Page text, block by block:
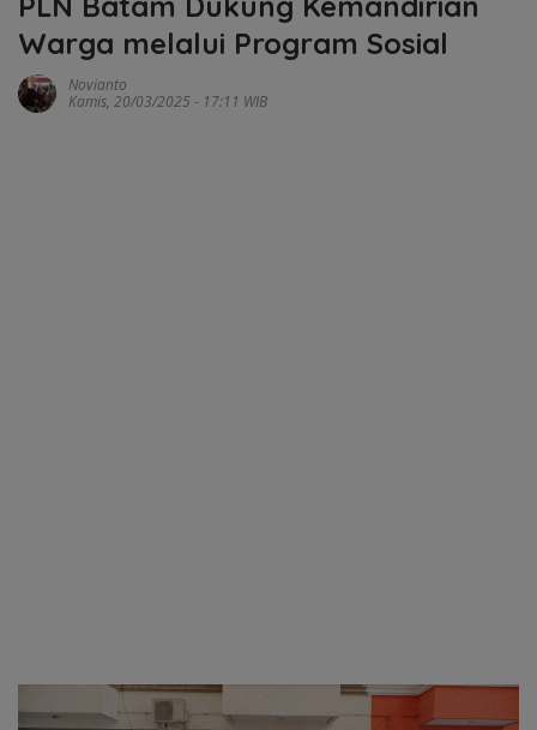
Warga melalui Program Sosial
Novianto
Kamis, 20/03/2025 - 17:11 WIB